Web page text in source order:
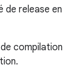
de release en
compilation